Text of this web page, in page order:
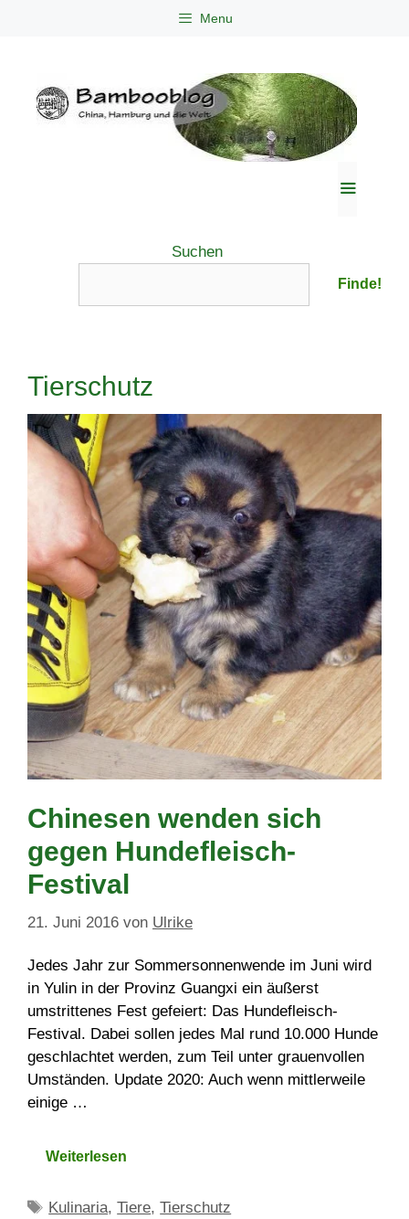
Menu
Suchen
Finde!
Tierschutz
Chinesen wenden sich
gegen Hundefleisch-
Festival
21. Juni 2016 von Ulrike
Jedes Jahr zur Sommersonnenwende im Juni wird
in Yulin in der Provinz Guangxi ein äußerst
umstrittenes Fest gefeiert: Das Hundefleisch-
Festival. Dabei sollen jedes Mal rund 10.000 Hunde
geschlachtet werden, zum Teil unter grauenvollen
Umständen. Update 2020: Auch wenn mittlerweile
einige …
Weiterlesen
Schlagwörter
Kulinaria,Tiere,Tierschutz